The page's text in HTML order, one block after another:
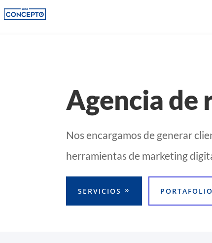
Agencia de
Nos encargamos de generar
herramientas de marketing
SERVICIOS PORTAFOLIO